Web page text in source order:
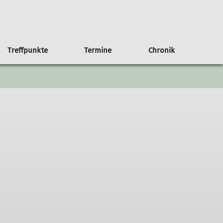
Anfahrt Der Rotenfels
Kalender Weitere Veranstaltungen
Treffpunkte Termine Chronik
Haus 75 Jahre Sektion Nahegau